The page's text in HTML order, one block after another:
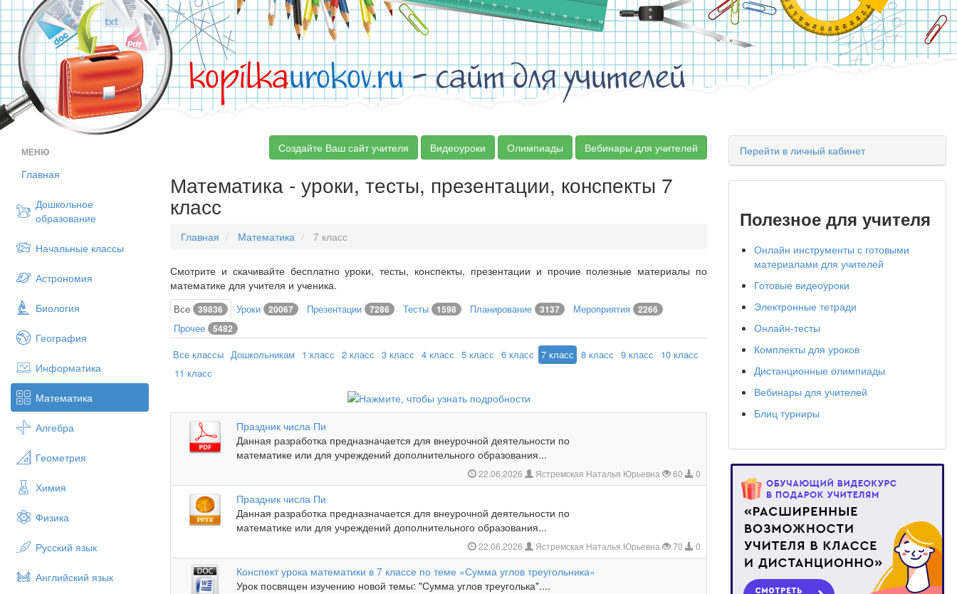
kopilkaurokov.ru- сайт для учителей
МЕНЮ
Главная
Дошкольное
образование
Начальные классы
Астрономия
Биология
География
Информатика
Математика
Алгебра
Геометрия
Химия
Физика
Русский язык
Английский язык
Создайте Ваш сайт учителя Видеоуроки Олимпиады Вебинары для учителей
Математика - уроки, тесты, презентации, конспекты 7
класс
Главная Математика 7 класс
Смотрите и скачивайте бесплатно уроки, тесты, конспекты, презентации и прочие полезные материалы по
математике для учителя и ученика.
Все 39836 Уроки 20067 Презентации 7286 Тесты 1598 Планирование 3137 Мероприятия 2266
Прочее 5482
Все классы Дошкольникам 1 класс 2 класс 3 класс 4 класс 5 класс 6 класс 7 класс 8 класс 9 класс
10 класс
11 класс
Праздник числа Пи
Данная разработка предназначается для внеурочной деятельности по
математике или для учреждений дополнительного образования...
22.06.2026 Ястремская Наталья Юрьевна 60 0
Праздник числа Пи
Данная разработка предназначается для внеурочной деятельности по
математике или для учреждений дополнительного образования...
22.06.2026 Ястремская Наталья Юрьевна 70 0
Конспект урока математики в 7 классе по теме «Сумма углов треугольника»
Урок посвящен изучению новой темы: "Сумма углов треуголька"....
Перейти в личный кабинет
Полезное для учителя
Онлайн инструменты с готовыми
материалами для учителей
Готовые видеоуроки
Электронные тетради
Онлайн-тесты
Комплекты для уроков
Дистанционные олимпиады
Вебинары для учителей
Блиц турниры